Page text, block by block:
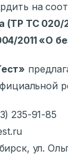
на
(ТР ТС 020/
2011 «О
235-91-85
ул.